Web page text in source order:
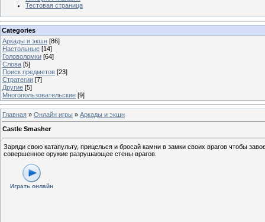
Тестовая страница
Categories
Аркады и экшн [86]
Настольные [14]
Головоломки [64]
Слова [5]
Поиск предметов [23]
Стратегии [7]
Другие [5]
Многопользовательские [9]
Главная » Онлайн игры » Аркады и экшн
Castle Smasher
Заряди свою катапульту, прицелься и бросай камни в замки своих врагов чтобы
совершенное оружие разрушающее стены врагов.
Играть онлайн